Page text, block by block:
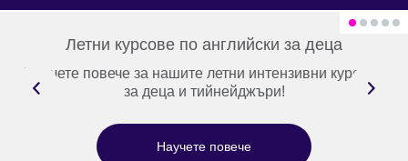
Летни курсове по английски за деца
Научете повече за нашите летни интензивни курсове
за деца и тийнейджъри!
Научете повече